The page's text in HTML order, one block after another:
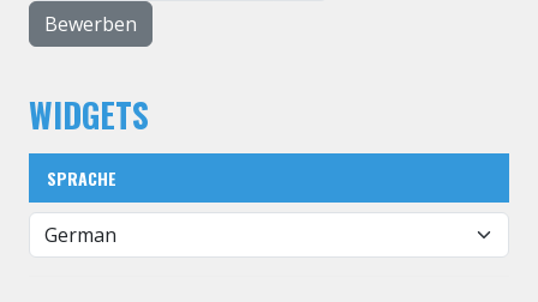
Bewerben
WIDGETS
SPRACHE